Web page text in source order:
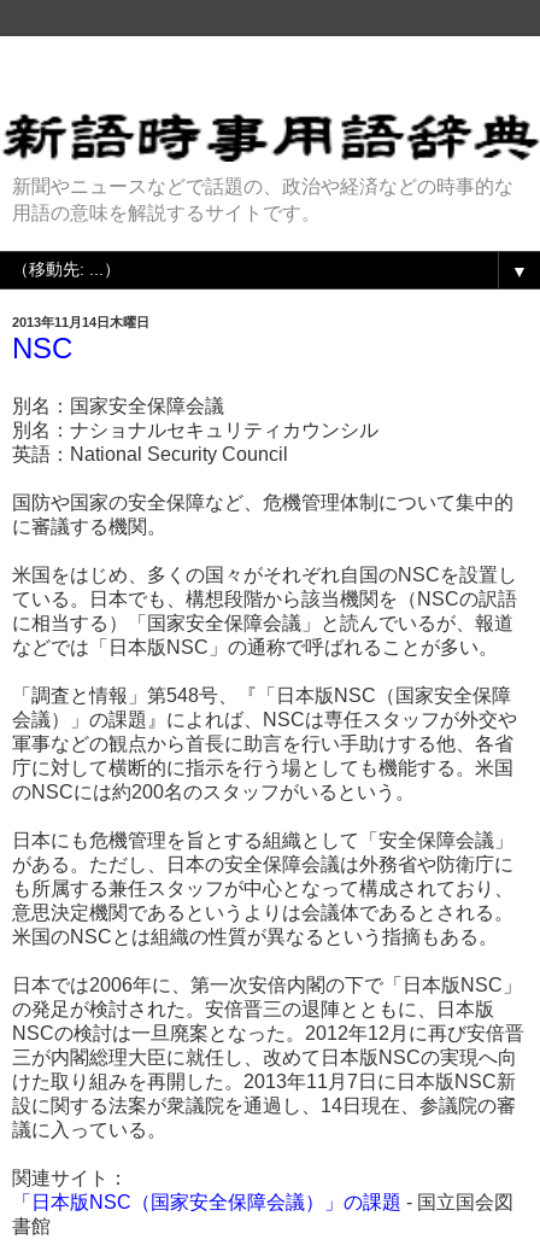
新聞やニュースなどで話題の、政治や経済などの時事的な
用語の意味を解説するサイトです。
▼
2013年11月14日木曜日
NSC
別名：国家安全保障会議
別名：ナショナルセキュリティカウンシル
英語：National Security Council
国防や国家の安全保障など、危機管理体制について集中的
に審議する機関。
米国をはじめ、多くの国々がそれぞれ自国のNSCを設置し
ている。日本でも、構想段階から該当機関を（NSCの訳語
に相当する）「国家安全保障会議」と読んでいるが、報道
などでは「日本版NSC」の通称で呼ばれることが多い。
「調査と情報」第548号、『「日本版NSC（国家安全保障
会議）」の課題』によれば、NSCは専任スタッフが外交や
軍事などの観点から首長に助言を行い手助けする他、各省
庁に対して横断的に指示を行う場としても機能する。米国
のNSCには約200名のスタッフがいるという。
日本にも危機管理を旨とする組織として「安全保障会議」
がある。ただし、日本の安全保障会議は外務省や防衛庁に
も所属する兼任スタッフが中心となって構成されており、
意思決定機関であるというよりは会議体であるとされる。
米国のNSCとは組織の性質が異なるという指摘もある。
日本では2006年に、第一次安倍内閣の下で「日本版NSC」
の発足が検討された。安倍晋三の退陣とともに、日本版
NSCの検討は一旦廃案となった。2012年12月に再び安倍晋
三が内閣総理大臣に就任し、改めて日本版NSCの実現へ向
けた取り組みを再開した。2013年11月7日に日本版NSC新
設に関する法案が衆議院を通過し、14日現在、参議院の審
議に入っている。
関連サイト：
「日本版NSC（国家安全保障会議）」の課題 - 国立国会図
書館